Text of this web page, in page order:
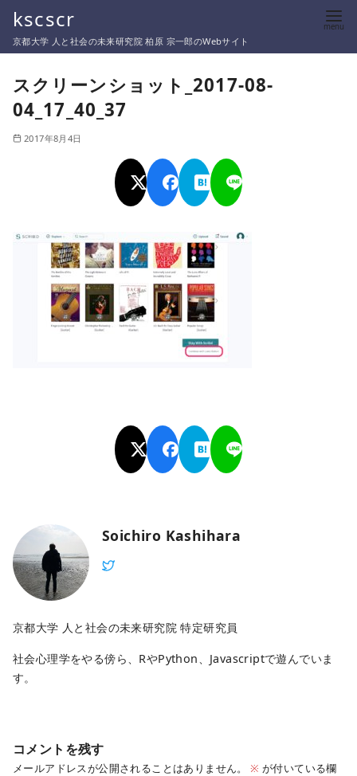
テ
kscscr
京都大学 人と社会の未来研究院 柏原 宗一郎のWebサイト
スクリーンショット_2017-08-
04_17_40_37
2017年8月4日
Soichiro Kashihara
京都大学 人と社会の未来研究院 特定研究員
社会心理学をやる傍ら、RやPython、Javascriptで遊んでいま
す。
コメントを残す
メールアドレスが公開されることはありません。 ※ が付いている欄